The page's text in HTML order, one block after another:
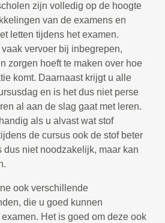
zijn volledig op de hoogte
van de examens en
letten tijdens het examen.
vervoer bij inbegrepen,
zorgen hoeft te maken over hoe
komt. Daarnaast krijgt u alle
en is het dus niet perse
al aan de slag gaat met leren.
als u alvast wat stof
de cursus ook de stof beter
dus niet noodzakelijk, maar kan
ook verschillende
die u goed kunnen
Het is goed om deze ook